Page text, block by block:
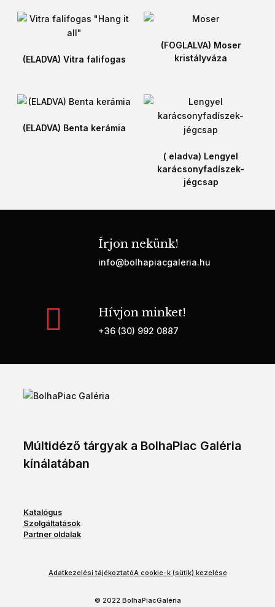
(ELADVA) Vitra falifogas
(FOGLALVA) Moser
kristályváza
(ELADVA) Benta kerámia
( eladva) Lengyel
karácsonyfadíszek-
jégcsap
Írjon nekünk!
info@bolhapiacgaleria.hu
Hívjon minket!
+36 (30) 992 0887
Múltidéző tárgyak a BolhaPiac Galéria
kínálatában
Katalógus
Szolgáltatások
Partner oldalak
Adatkezelési tájékoztatóA cookie-k (sütik) kezelése
© 2022 BolhaPiacGaléria